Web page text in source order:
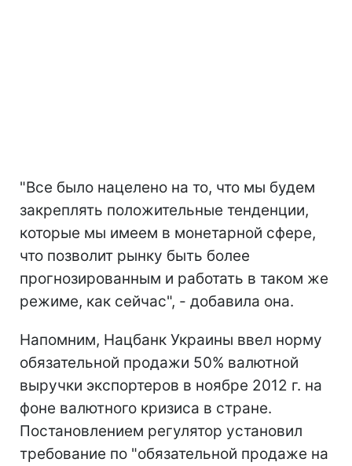
"Все было нацелено на то, что мы будем
закреплять положительные тенденции,
которые мы имеем в монетарной сфере,
что позволит рынку быть более
прогнозированным и работать в таком же
режиме, как сейчас", - добавила она.
Напомним, Нацбанк Украины ввел норму
обязательной продажи 50% валютной
выручки экспортеров в ноябре 2012 г. на
фоне валютного кризиса в стране.
Постановлением регулятор установил
требование по "обязательной продаже на